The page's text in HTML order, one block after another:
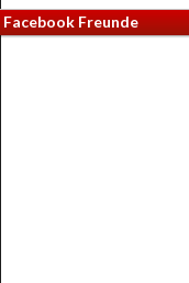
Facebook Freunde